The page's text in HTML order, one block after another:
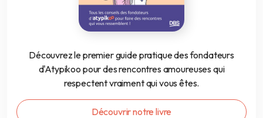
Découvrez le premier guide pratique des fondateurs
d'Atypikoo pour des rencontres amoureuses qui
respectent vraiment qui vous êtes.
Découvrir notre livre